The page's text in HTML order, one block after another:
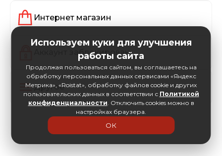
Интернет магазин
Аккаунт заблокирован
Другое
Используем куки для улучшения
работы сайта
Продолжая пользоваться сайтом, вы соглашаетесь на
обработку персональных данных сервисами «Яндекс
Метрика», «Roistat», обработку файлов cookie и других
пользовательских данных в соответствии с Политикой
конфиденциальности. Отключить cookies можно в
настройках браузера.
ОК